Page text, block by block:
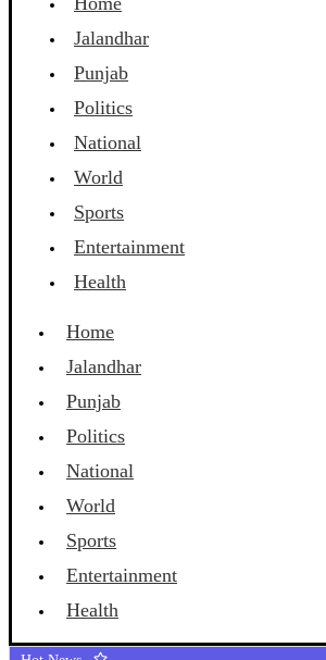
Jalandhar
Punjab
Politics
National
World
Sports
Entertainment
Health
Home
Jalandhar
Punjab
Politics
National
World
Sports
Entertainment
Health